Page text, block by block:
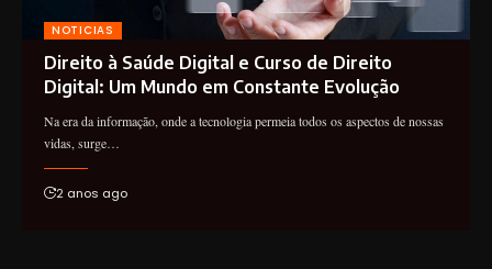
NOTICIAS
Direito à Saúde Digital e Curso de Direito
Digital: Um Mundo em Constante Evolução
Na era da informação, onde a tecnologia permeia todos os aspectos de nossas
vidas, surge…
2 anos ago